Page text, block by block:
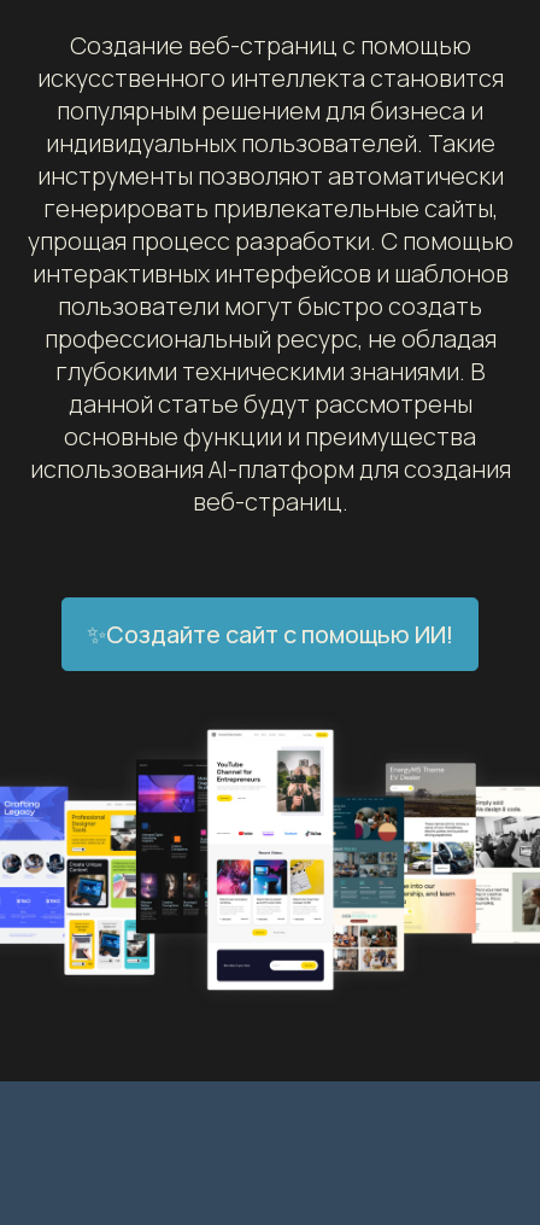
Создание веб-страниц с помощью
искусственного интеллекта становится
популярным решением для бизнеса и
индивидуальных пользователей. Такие
инструменты позволяют автоматически
генерировать привлекательные сайты,
упрощая процесс разработки. С помощью
интерактивных интерфейсов и шаблонов
пользователи могут быстро создать
профессиональный ресурс, не обладая
глубокими техническими знаниями. В
данной статье будут рассмотрены
основные функции и преимущества
использования AI-платформ для создания
веб-страниц.
✨Создайте сайт с помощью ИИ!